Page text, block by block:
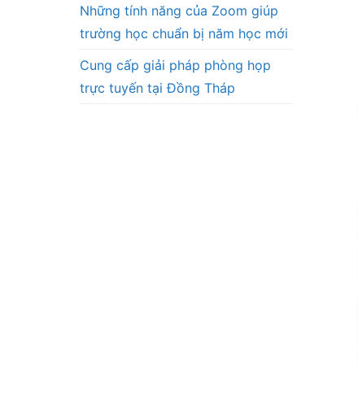
Những tính năng của Zoom giúp
trường học chuẩn bị năm học mới
Cung cấp giải pháp phòng họp
trực tuyến tại Đồng Tháp